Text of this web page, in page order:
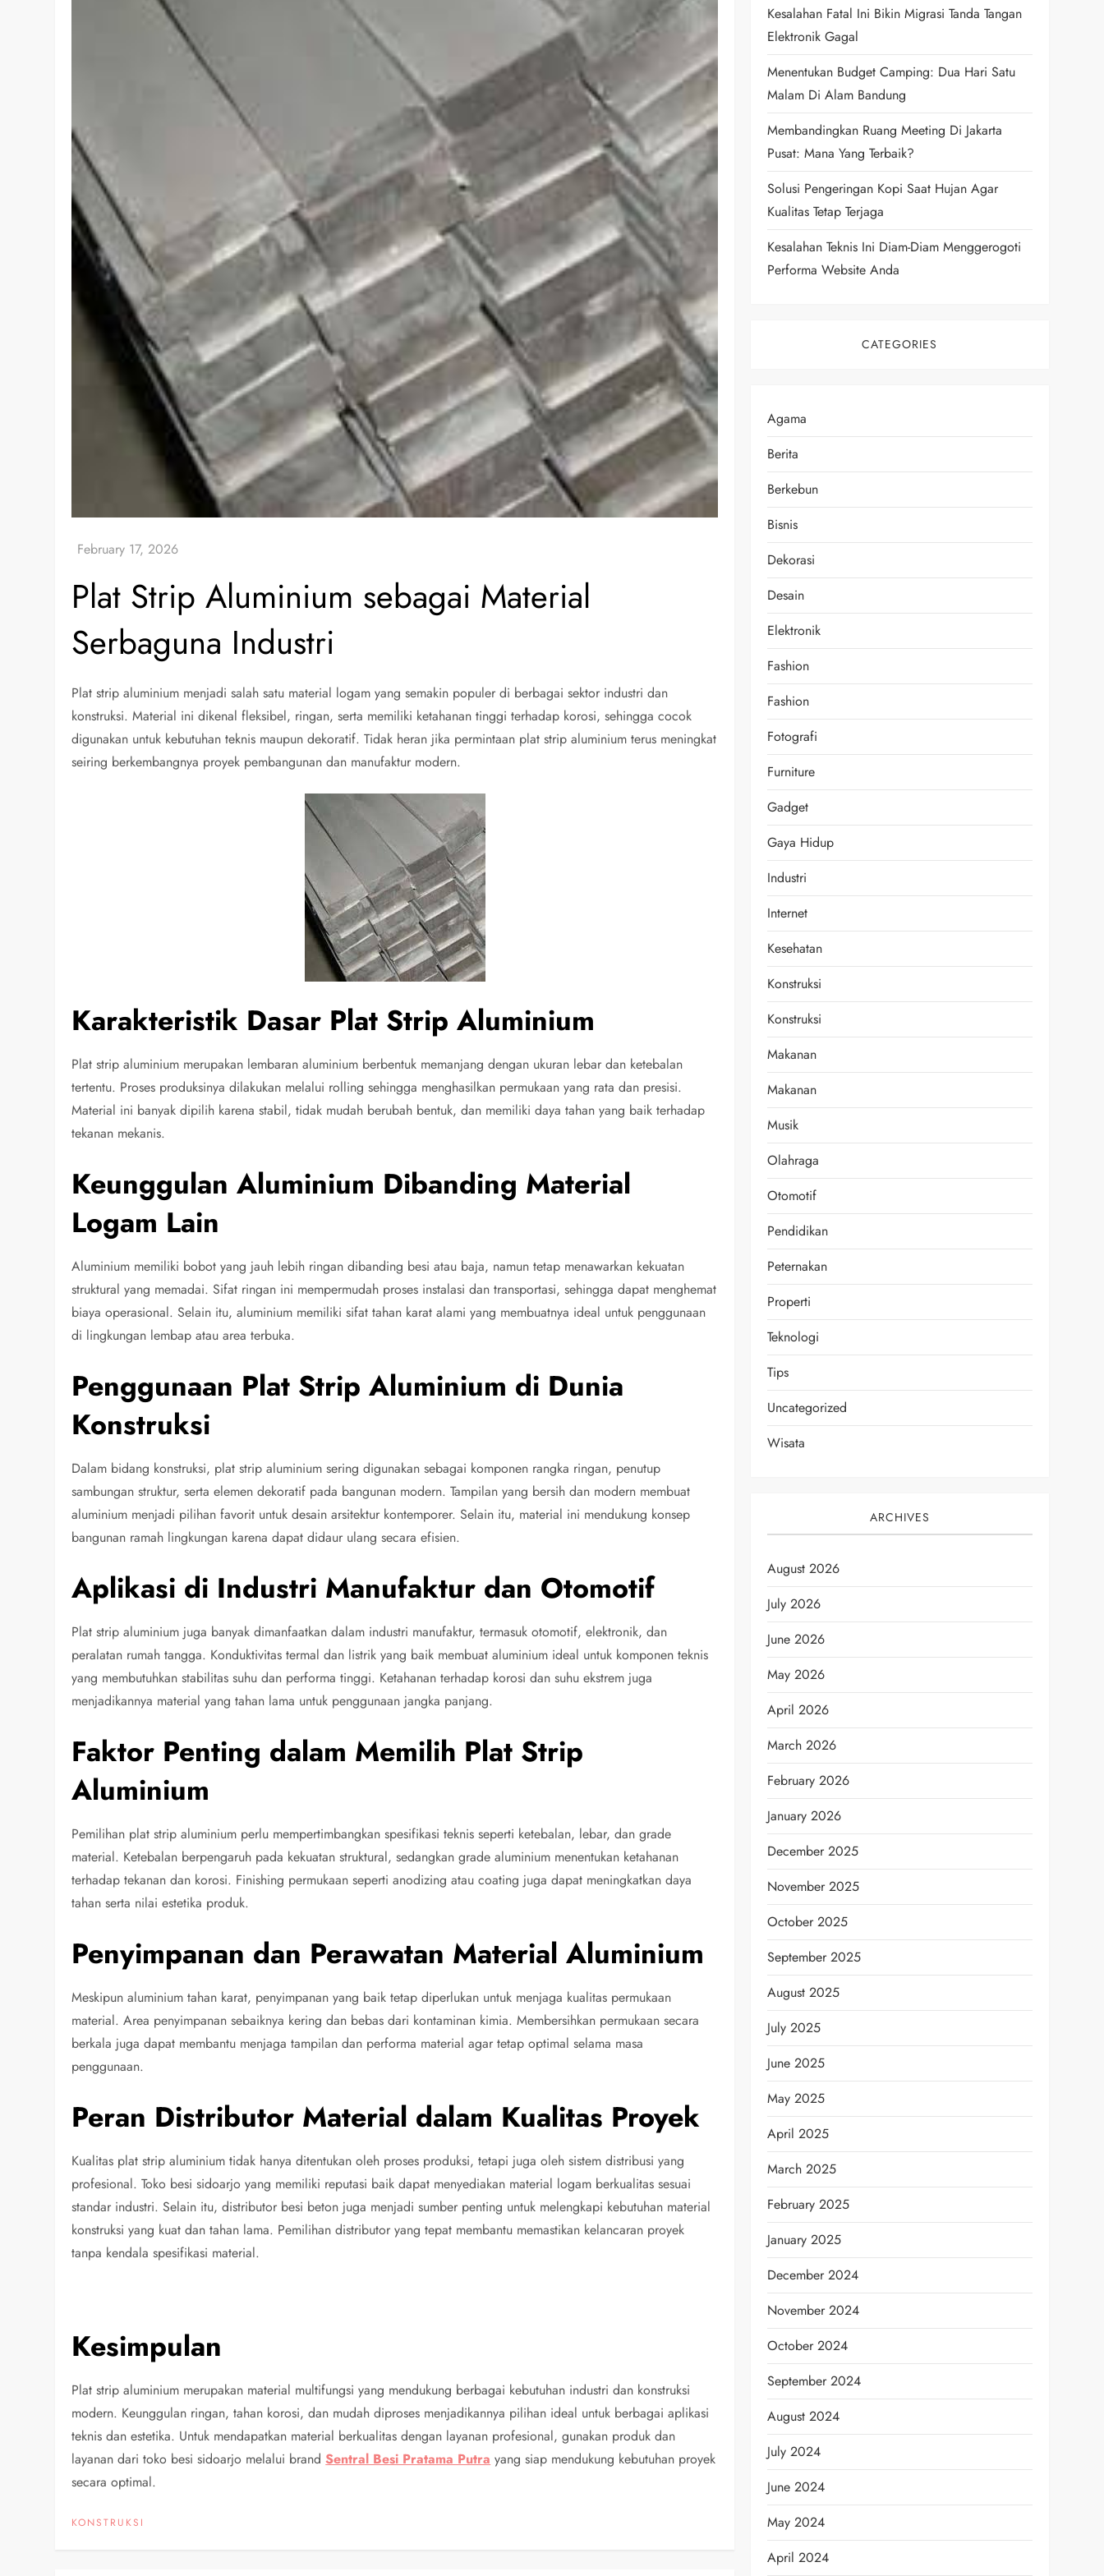
Plat Strip Aluminium sebagai Material
Serbaguna Industri
Plat strip aluminium menjadi salah satu material logam yang semakin populer di berbagai sektor industri dan
konstruksi. Material ini dikenal fleksibel, ringan, serta memiliki ketahanan tinggi terhadap korosi, sehingga cocok
digunakan untuk kebutuhan teknis maupun dekoratif. Tidak heran jika permintaan plat strip aluminium terus meningkat
seiring berkembangnya proyek pembangunan dan manufaktur modern.
Karakteristik Dasar Plat Strip Aluminium
Plat strip aluminium merupakan lembaran aluminium berbentuk memanjang dengan ukuran lebar dan ketebalan
tertentu. Proses produksinya dilakukan melalui rolling sehingga menghasilkan permukaan yang rata dan presisi.
Material ini banyak dipilih karena stabil, tidak mudah berubah bentuk, dan memiliki daya tahan yang baik terhadap
tekanan mekanis.
Keunggulan Aluminium Dibanding Material
Logam Lain
Aluminium memiliki bobot yang jauh lebih ringan dibanding besi atau baja, namun tetap menawarkan kekuatan
struktural yang memadai. Sifat ringan ini mempermudah proses instalasi dan transportasi, sehingga dapat menghemat
biaya operasional. Selain itu, aluminium memiliki sifat tahan karat alami yang membuatnya ideal untuk penggunaan
di lingkungan lembap atau area terbuka.
Penggunaan Plat Strip Aluminium di Dunia
Konstruksi
Dalam bidang konstruksi, plat strip aluminium sering digunakan sebagai komponen rangka ringan, penutup
sambungan struktur, serta elemen dekoratif pada bangunan modern. Tampilan yang bersih dan modern membuat
aluminium menjadi pilihan favorit untuk desain arsitektur kontemporer. Selain itu, material ini mendukung konsep
bangunan ramah lingkungan karena dapat didaur ulang secara efisien.
Aplikasi di Industri Manufaktur dan Otomotif
Plat strip aluminium juga banyak dimanfaatkan dalam industri manufaktur, termasuk otomotif, elektronik, dan
peralatan rumah tangga. Konduktivitas termal dan listrik yang baik membuat aluminium ideal untuk komponen teknis
yang membutuhkan stabilitas suhu dan performa tinggi. Ketahanan terhadap korosi dan suhu ekstrem juga
menjadikannya material yang tahan lama untuk penggunaan jangka panjang.
Faktor Penting dalam Memilih Plat Strip
Aluminium
Pemilihan plat strip aluminium perlu mempertimbangkan spesifikasi teknis seperti ketebalan, lebar, dan grade
material. Ketebalan berpengaruh pada kekuatan struktural, sedangkan grade aluminium menentukan ketahanan
terhadap tekanan dan korosi. Finishing permukaan seperti anodizing atau coating juga dapat meningkatkan daya
tahan serta nilai estetika produk.
Penyimpanan dan Perawatan Material Aluminium
Meskipun aluminium tahan karat, penyimpanan yang baik tetap diperlukan untuk menjaga kualitas permukaan
material. Area penyimpanan sebaiknya kering dan bebas dari kontaminan kimia. Membersihkan permukaan secara
berkala juga dapat membantu menjaga tampilan dan performa material agar tetap optimal selama masa
penggunaan.
Peran Distributor Material dalam Kualitas Proyek
Kualitas plat strip aluminium tidak hanya ditentukan oleh proses produksi, tetapi juga oleh sistem distribusi yang
profesional. Toko besi sidoarjo yang memiliki reputasi baik dapat menyediakan material logam berkualitas sesuai
standar industri. Selain itu, distributor besi beton juga menjadi sumber penting untuk melengkapi kebutuhan material
konstruksi yang kuat dan tahan lama. Pemilihan distributor yang tepat membantu memastikan kelancaran proyek
tanpa kendala spesifikasi material.
Kesimpulan
Plat strip aluminium merupakan material multifungsi yang mendukung berbagai kebutuhan industri dan konstruksi
modern. Keunggulan ringan, tahan korosi, dan mudah diproses menjadikannya pilihan ideal untuk berbagai aplikasi
teknis dan estetika. Untuk mendapatkan material berkualitas dengan layanan profesional, gunakan produk dan
layanan dari toko besi sidoarjo melalui brandSentral Besi Pratama Putra yang siap mendukung kebutuhan proyek
secara optimal.
KONSTRUKSI
Kesalahan Fatal Ini Bikin Migrasi Tanda Tangan
Elektronik Gagal
Menentukan Budget Camping: Dua Hari Satu
Malam Di Alam Bandung
Membandingkan Ruang Meeting Di Jakarta
Pusat: Mana Yang Terbaik?
Solusi Pengeringan Kopi Saat Hujan Agar
Kualitas Tetap Terjaga
Kesalahan Teknis Ini Diam-Diam Menggerogoti
Performa Website Anda
CATEGORIES
Agama
Berita
Berkebun
Bisnis
Dekorasi
Desain
Elektronik
Fashion
Fashion
Fotografi
Furniture
Gadget
Gaya Hidup
Industri
Internet
Kesehatan
Konstruksi
Konstruksi
Makanan
Makanan
Musik
Olahraga
Otomotif
Pendidikan
Peternakan
Properti
Teknologi
Tips
Uncategorized
Wisata
ARCHIVES
August 2026
July 2026
June 2026
May 2026
April 2026
March 2026
February 2026
January 2026
December 2025
November 2025
October 2025
September 2025
August 2025
July 2025
June 2025
May 2025
April 2025
March 2025
February 2025
January 2025
December 2024
November 2024
October 2024
September 2024
August 2024
July 2024
June 2024
May 2024
April 2024